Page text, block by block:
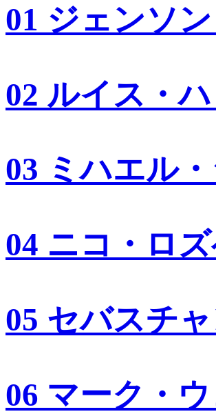
01 ジェンソ
02 ルイス・
03 ミハエル
04 ニコ・ロ
05 セバスチ
06 マーク・